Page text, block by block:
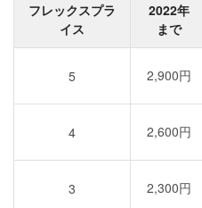
フレックスプラ
イス
2022年
まで
5 2,900円
4 2,600円
3 2,300円